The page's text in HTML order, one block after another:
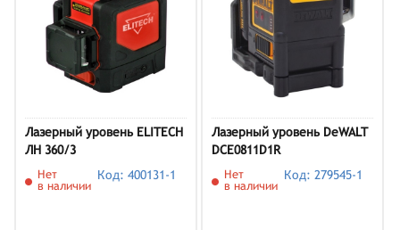
Лазерный уровень ELITECH
ЛН 360/3
Нет
в наличии
Код: 400131-1
Лазерный уровень DeWALT
DCE0811D1R
Нет
в наличии
Код: 279545-1